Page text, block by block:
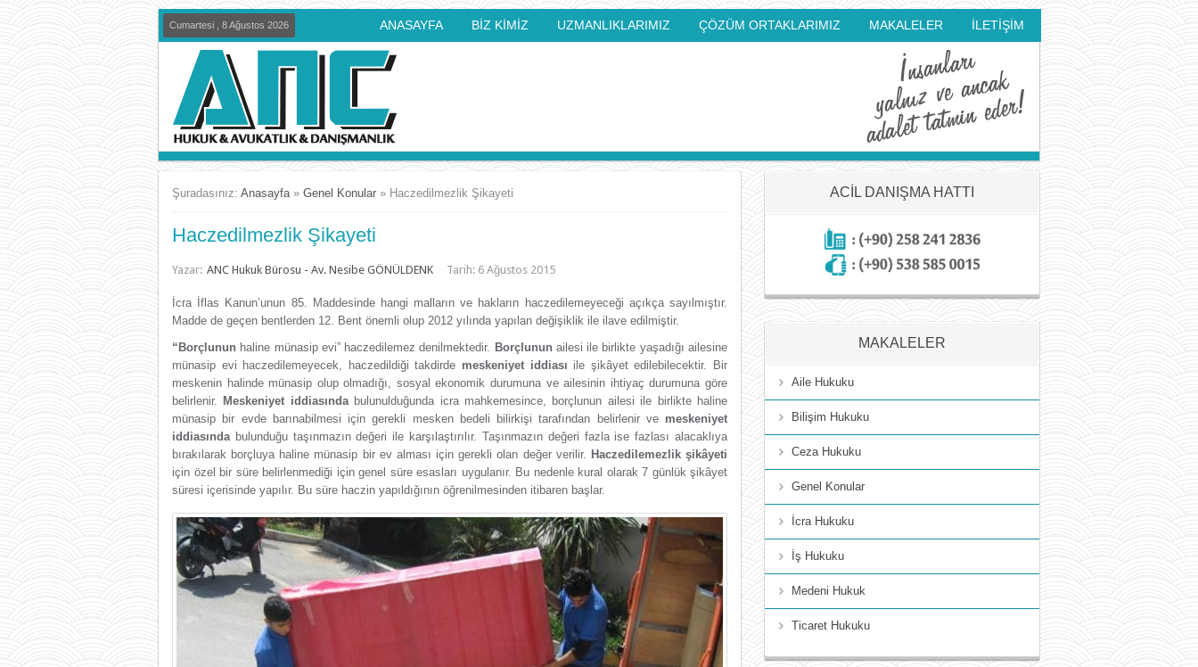
Cumartesi , 8 Ağustos 2026 ANASAYFA BİZ KİMİZ UZMANLIKLARIMIZ ÇÖZÜM ORTAKLARIMIZ MAKALELER İLETİŞİM
Şuradasınız: Anasayfa » Genel Konular » Haczedilmezlik Şikayeti
Haczedilmezlik Şikayeti
Yazar: ANC Hukuk Bürosu - Av. Nesibe GÖNÜLDENK Tarih: 6 Ağustos 2015
İcra İflas Kanun’unun 85. Maddesinde hangi malların ve hakların haczedilemeyeceği açıkça sayılmıştır.
Madde de geçen bentlerden 12. Bent önemli olup 2012 yılında yapılan değişiklik ile ilave edilmiştir.
“Borçlunun haline münasip evi” haczedilemez denilmektedir. Borçlunun ailesi ile birlikte yaşadığı ailesine
münasip evi haczedilemeyecek, haczedildiği takdirde meskeniyet iddiası ile şikâyet edilebilecektir. Bir
meskenin halinde münasip olup olmadığı, sosyal ekonomik durumuna ve ailesinin ihtiyaç durumuna göre
belirlenir. Meskeniyet iddiasındabulunulduğunda icra mahkemesince, borçlunun ailesi ile birlikte haline
münasip bir evde barınabilmesi için gerekli mesken bedeli bilirkişi tarafından belirlenir vemeskeniyet
iddiasındabulunduğu taşınmazın değeri ile karşılaştırılır. Taşınmazın değeri fazla ise fazlası alacaklıya
bırakılarak borçluya haline münasip bir ev alması için gerekli olan değer verilir. Haczedilemezlik şikâyeti
için özel bir süre belirlenmediği için genel süre esasları uygulanır. Bu nedenle kural olarak 7 günlük şikâyet
süresi içerisinde yapılır. Bu süre haczin yapıldığının öğrenilmesinden itibaren başlar.
ACIL DANIŞMA HATTI
MAKALELER
Aile Hukuku
Bilişim Hukuku
Ceza Hukuku
Genel Konular
İcra Hukuku
İş Hukuku
Medeni Hukuk
Ticaret Hukuku